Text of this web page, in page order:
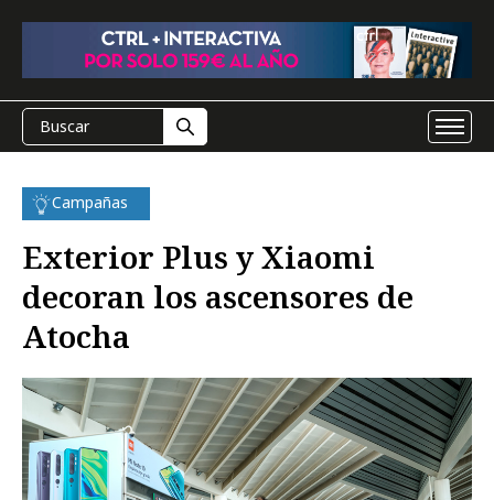
Campañas
Exterior Plus y Xiaomi
decoran los ascensores de
Atocha